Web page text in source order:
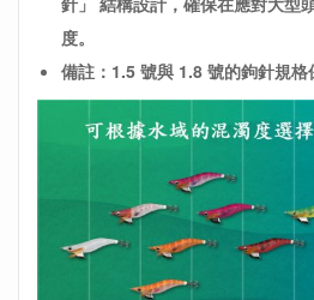
度。
備註：1.5 號與 1.8 號的鉤針規格